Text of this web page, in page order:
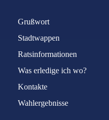
Grußwort
Stadtwappen
Ratsinformationen
Was erledige ich wo?
Kontakte
Wahlergebnisse